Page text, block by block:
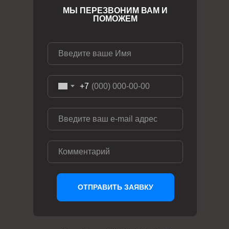
+7
ОТПРАВИТЬ ЗАЯВКУ
МЫ ПЕРЕЗВОНИМ ВАМ И
ПОМОЖЕМ